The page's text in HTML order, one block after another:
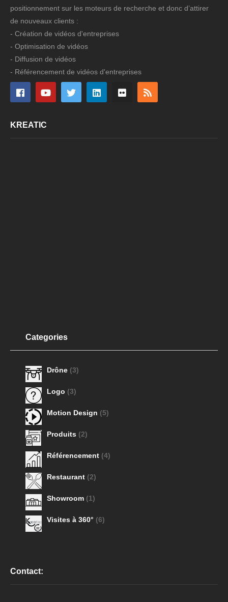
positionnement sur les moteurs de recherche et donc d’attirer
de nouveaux clients :
- Création de vidéos d'entreprises
- Optimisation de vidéos
- Diffusion de vidéos
- Référencement de vidéos d'entreprises
KREATIC
Categories
Drône (3)
Logo (3)
Motion Design (5)
Produits (2)
Référencement (4)
Restaurant (2)
Showroom (1)
Visites à 360° (6)
Contact: